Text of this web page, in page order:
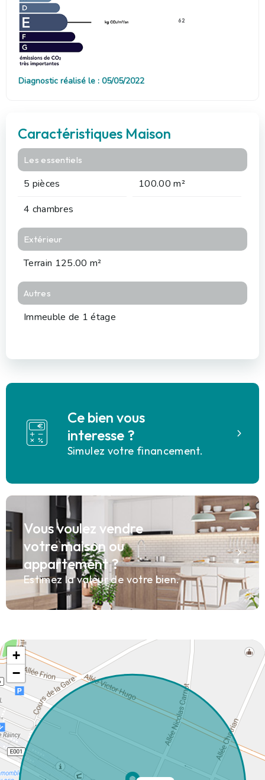
62
Diagnostic réalisé le : 05/05/2022
Caractéristiques Maison
Les essentiels
5 pièces
100.00 m²
4 chambres
Extérieur
Terrain 125.00 m²
Autres
Immeuble de 1 étage
Ce bien vous
interesse ?
Simulez votre financement.
Vous voulez vendre
votre maison ou
appartement ?
Estimez la valeur de votre bien.
+
−